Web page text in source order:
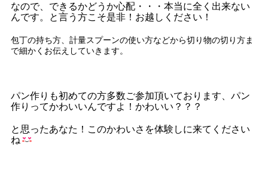
なので、できるかどうか心配・・・本当に全く出来ない
んです。と言う方こそ是非！お越しください！
包丁の持ち方、計量スプーンの使い方などから切り物の切り方ま
で細かくお伝えしていきます。
パン作りも初めての方多数ご参加頂いております、パン
作りってかわいいんですよ！かわいい？？？
と思ったあなた！このかわいさを体験しに来てください
ね